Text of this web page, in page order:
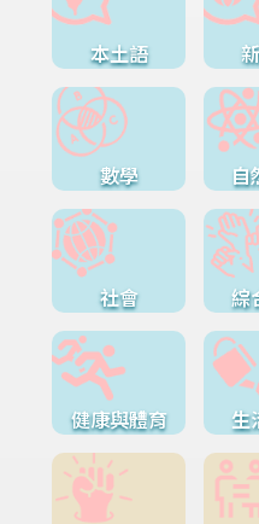
本土語
數學 自
社會 綜
健康與體育 生